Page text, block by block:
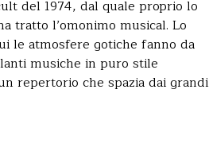
del 1974, dal quale proprio lo
tratto l’omonimo musical. Lo
le atmosfere gotiche fanno da
musiche in puro stile
repertorio che spazia dai grandi